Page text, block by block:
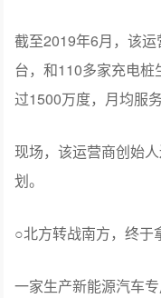
截至2019年6月，该
台，和110多家充电
过1500万度，月均服
现场，该运营商创始
划。
○北方转战南方，终于
一家生产新能源汽车